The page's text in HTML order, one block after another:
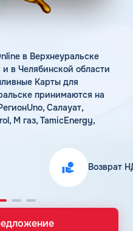
в Верхнеуральске
в Челябинской области
Карты для
принимаются на
Салауат,
М газ, TamicEnergy,
Возврат